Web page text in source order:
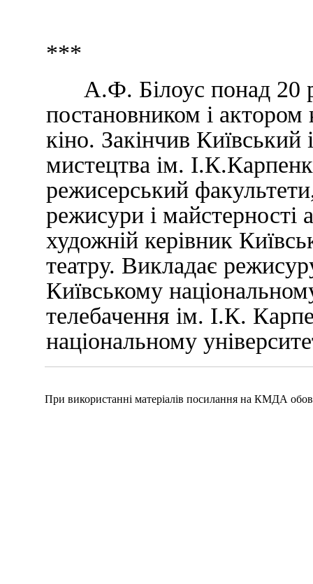
***
А.Ф. Білоус понад 20
постановником і актором
кіно. Закінчив Київський
мистецтва ім.
режисерський
режисури і майстерності
художній керівник
театру. Викладає
Київському
телебачення ім. І.К.
національному
При використанні матеріалів посилання на КМДА